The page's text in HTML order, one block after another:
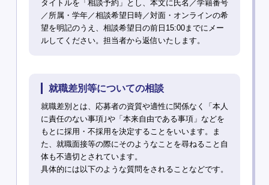
タイトルを「相談予約」とし、本文に氏名／学籍番号
／所属・学年／相談希望日時／対面・オンラインの希
望を明記のうえ、相談希望日の前日15:00までにメー
ルしてください。担当者から返信いたします。
就職差別等についての相談
就職差別とは、応募者の資質や適性に関係なく「本人
に責任のない事項｣や「本来自由である事項」などを
もとに採用・不採用を決定することをいいます。ま
た、就職面接等の際にそのようなことを尋ねること自
体も不適切とされています。
具体的には以下のような質問をされることなどです。